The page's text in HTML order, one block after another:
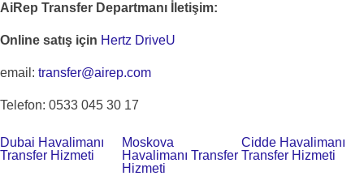
AiRep Transfer Departmanı İletişim:
Online satış için Hertz DriveU
email: transfer@airep.com
Telefon: 0533 045 30 17
Dubai Havalimanı
Transfer Hizmeti
Moskova
Havalimanı Transfer
Hizmeti
Cidde Havalimanı
Transfer Hizmeti